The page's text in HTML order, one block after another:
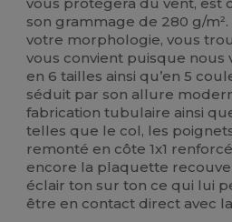
vous protégera du vent, est
son grammage de 280 g/
votre morphologie, vous
vous convient puisque nous
en 6 tailles ainsi qu’en 5
séduit par son allure
fabrication tubulaire ainsi
telles que le col, les
remonté en côte 1x1
encore la plaquette
éclair ton sur ton ce qui lui
être en contact direct avec